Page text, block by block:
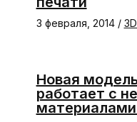
3 февраля, 2014 /
Новая
работает с
материалами